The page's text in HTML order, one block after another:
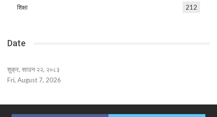
शिक्षा 212
Date
शुक्र, साउन २२, २०८३
Fri, August 7, 2026